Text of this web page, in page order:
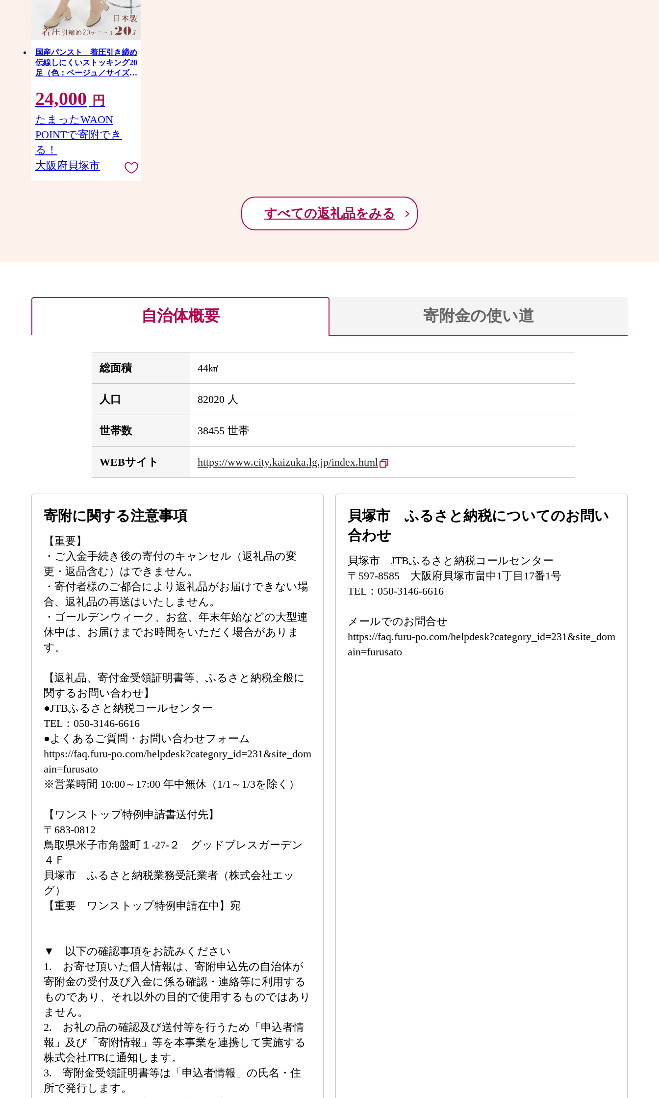
国産パンスト 着圧引き締め
伝線しにくいストッキング20
足（色：ベージュ／サイズ：
M-L）
24,000 円
たまったWAON
POINTで寄附でき
る！
大阪府貝塚市
すべての返礼品をみる
自治体概要
総面積 44㎢
人口 82020 人
世帯数 38455 世帯
WEBサイト https://www.city.kaizuka.lg.jp/index.html
寄附金の使い道
寄附に関する注意事項
【重要】
・ご入金手続き後の寄付のキャンセル（返礼品の変
更・返品含む）はできません。
・寄付者様のご都合により返礼品がお届けできない場
合、返礼品の再送はいたしません。
・ゴールデンウィーク、お盆、年末年始などの大型連
休中は、お届けまでお時間をいただく場合がありま
す。
【返礼品、寄付金受領証明書等、ふるさと納税全般に
関するお問い合わせ】
●JTBふるさと納税コールセンター
TEL：050-3146-6616
●よくあるご質問・お問い合わせフォーム
https://faq.furu-po.com/helpdesk?category_id=231&site_dom
ain=furusato
※営業時間 10:00～17:00 年中無休（1/1～1/3を除く）
【ワンストップ特例申請書送付先】
〒683-0812
鳥取県米子市角盤町１-27-２ グッドブレスガーデン
４Ｆ
貝塚市 ふるさと納税業務受託業者（株式会社エッ
グ）
【重要 ワンストップ特例申請在中】宛
▼ 以下の確認事項をお読みください
1. お寄せ頂いた個人情報は、寄附申込先の自治体が
寄附金の受付及び入金に係る確認・連絡等に利用する
ものであり、それ以外の目的で使用するものではあり
ません。
2. お礼の品の確認及び送付等を行うため「申込者情
報」及び「寄附情報」等を本事業を連携して実施する
株式会社JTBに通知します。
3. 寄附金受領証明書等は「申込者情報」の氏名・住
所で発行します。
貝塚市 ふるさと納税についてのお問い
合わせ
貝塚市 JTBふるさと納税コールセンター
〒597-8585 大阪府貝塚市畠中1丁目17番1号
TEL：050-3146-6616
メールでのお問合せ
https://faq.furu-po.com/helpdesk?category_id=231&site_dom
ain=furusato